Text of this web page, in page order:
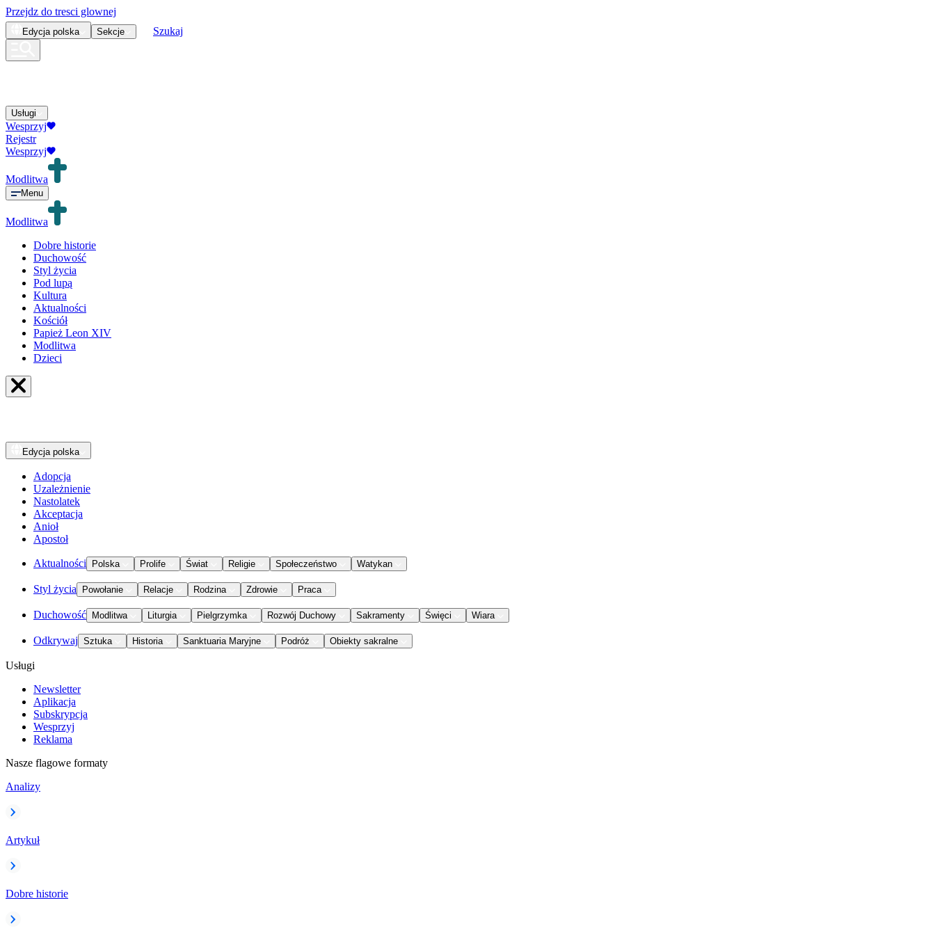
Przejdz do tresci glownej
Edycja polska Sekcje Szukaj
Usługi
Wesprzyj
Rejestr
Wesprzyj
Modlitwa
Menu
Modlitwa
Dobre historie
Duchowość
Styl życia
Pod lupą
Kultura
Aktualności
Kościół
Papież Leon XIV
Modlitwa
Dzieci
Edycja polska
Adopcja
Uzależnienie
Nastolatek
Akceptacja
Anioł
Apostoł
Aktualności Polska Prolife Świat Religie Społeczeństwo Watykan
Styl życia Powołanie Relacje Rodzina Zdrowie Praca
Duchowość Modlitwa Liturgia Pielgrzymka Rozwój Duchowy Sakramenty Święci Wiara
Odkrywaj Sztuka Historia Sanktuaria Maryjne Podróż Obiekty sakralne
Usługi
Newsletter
Aplikacja
Subskrypcja
Wesprzyj
Reklama
Nasze flagowe formaty
Analizy
Artykuł
Dobre historie